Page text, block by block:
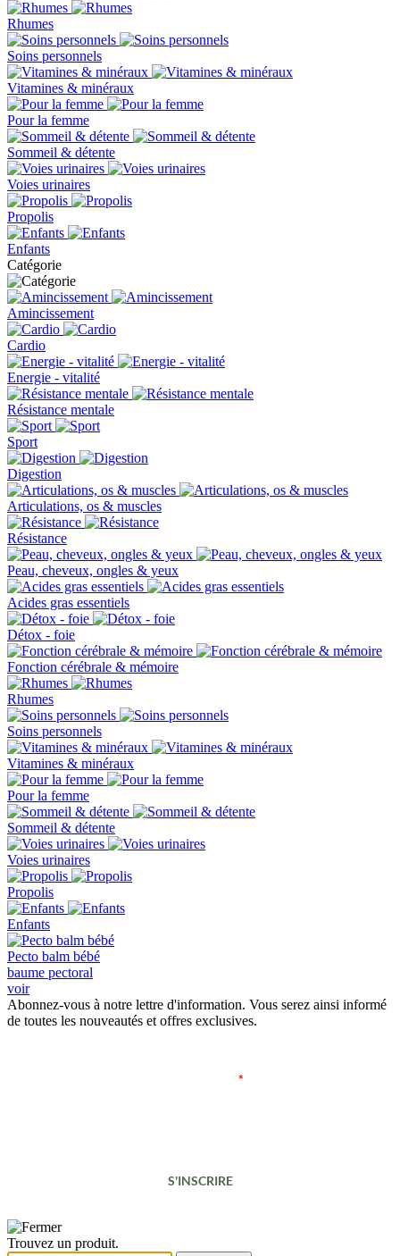
Rhumes
Soins personnels
Vitamines & minéraux
Pour la femme
Sommeil & détente
Voies urinaires
Propolis
Enfants
Catégorie
Amincissement
Cardio
Energie - vitalité
Résistance mentale
Sport
Digestion
Articulations, os & muscles
Résistance
Peau, cheveux, ongles & yeux
Acides gras essentiels
Détox - foie
Fonction cérébrale & mémoire
Rhumes
Soins personnels
Vitamines & minéraux
Pour la femme
Sommeil & détente
Voies urinaires
Propolis
Enfants
Pecto balm bébé
baume pectoral
voir
Abonnez-vous à notre lettre d'information. Vous serez ainsi informé
de toutes les nouveautés et offres exclusives.
*
S'INSCRIRE
Trouvez un produit.